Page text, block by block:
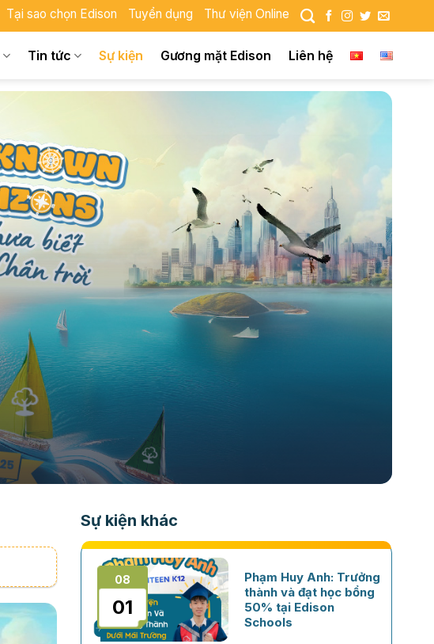
Tại sao chọn Edison Tuyển dụng Thư viện Online
Tin tức Sự kiện Gương mặt Edison Liên hệ
Sự kiện khác
08
01
Phạm Huy Anh: Trưởng
thành và đạt học bổng
50% tại Edison
Schools